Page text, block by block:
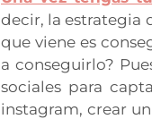
decir, la estrategia
que viene es
a conseguirlo?
sociales para
instagram, crear